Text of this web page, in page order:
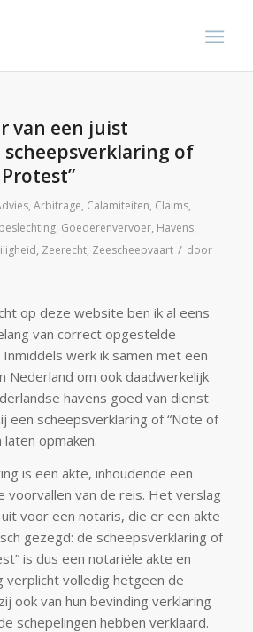
van een juist
of
, Arbitrage, Calamiteiten, Claims,
, Goederenvervoer, Havens,
, Zeerecht, Zeescheepvaart / door
op deze website ben ik al eens
van correct opgestelde
werk ik samen met een
Nederland om ook daadwerkelijk
havens goed van dienst
een scheepsverklaring of “Note of
laten opmaken.
is een akte, inhoudende een
voorvallen van de reis. Het verslag
voor een notaris, die er een akte
gezegd: de scheepsverklaring of
is dus een notariële akte en
verplicht volledig hetgeen de
ook van hun bevinding verklaring
schepelingen hebben verklaard.